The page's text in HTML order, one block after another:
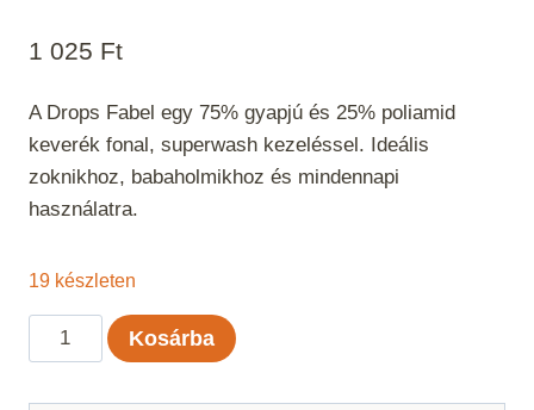
1 025 Ft
A Drops Fabel egy 75% gyapjú és 25% poliamid
keverék fonal, superwash kezeléssel. Ideális
zoknikhoz, babaholmikhoz és mindennapi
használatra.
19 készleten
Drops
Fabel
Kosárba